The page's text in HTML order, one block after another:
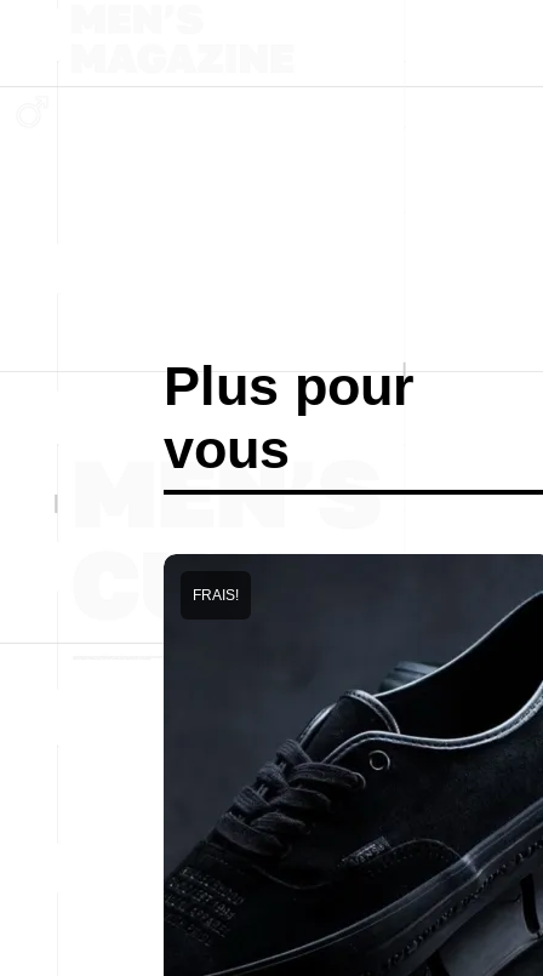
Plus pour
vous
FRAIS!